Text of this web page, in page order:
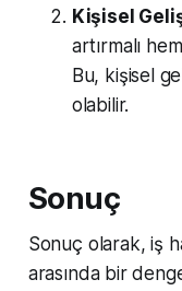
Kişisel
artırmalı
Bu, kişisel
olabilir.
Sonuç
Sonuç olarak, iş
arasında bir